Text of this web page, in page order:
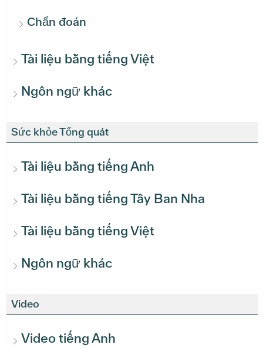
Chẩn đoán
Tài liệu bằng tiếng Việt
Ngôn ngữ khác
Sức khỏe Tổng quát
Tài liệu bằng tiếng Anh
Tài liệu bằng tiếng Tây Ban Nha
Tài liệu bằng tiếng Việt
Ngôn ngữ khác
Video
Video tiếng Anh